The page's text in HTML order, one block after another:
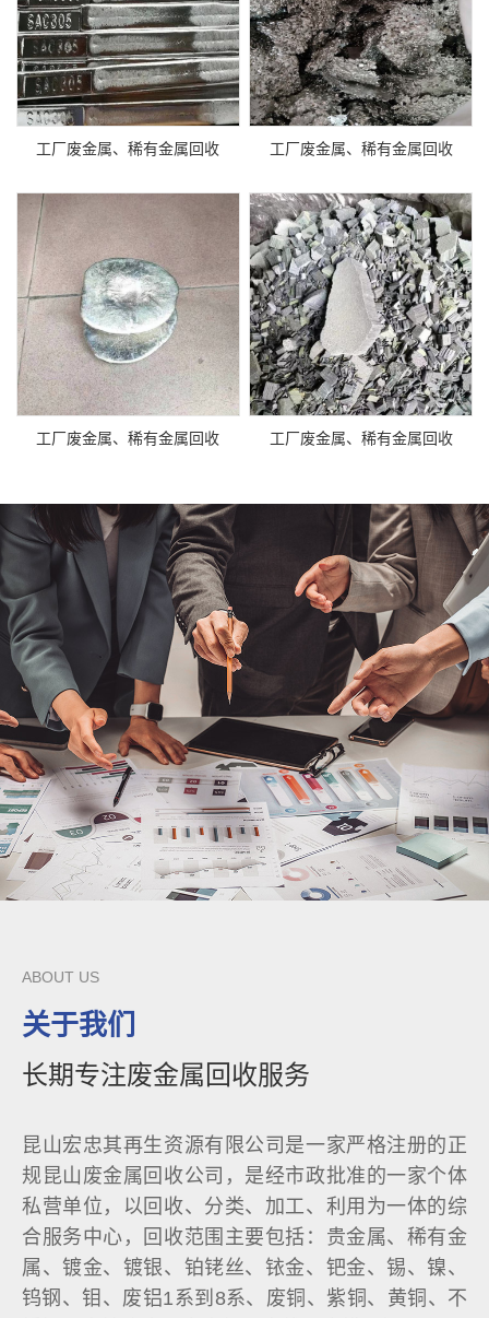
工厂废金属、稀有金属回收 工厂废金属、稀有金属回收
工厂废金属、稀有金属回收 工厂废金属、稀有金属回收
ABOUT US
关于我们
长期专注废金属回收服务
昆山宏忠其再生资源有限公司是一家严格注册的正
规昆山废金属回收公司，是经市政批准的一家个体
私营单位，以回收、分类、加工、利用为一体的综
合服务中心，回收范围主要包括：贵金属、稀有金
属、镀金、镀银、铂铑丝、铱金、钯金、锡、镍、
钨钢、钼、废铝1系到8系、废铜、紫铜、黄铜、不